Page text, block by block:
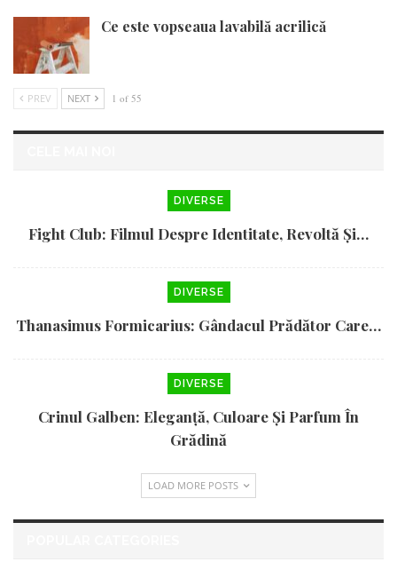
Ce este vopseaua lavabilă acrilică
PREV NEXT 1 of 55
DIVERSE
Fight Club: Filmul Despre Identitate, Revoltă Și…
DIVERSE
Thanasimus Formicarius: Gândacul Prădător Care…
DIVERSE
Crinul Galben: Eleganță, Culoare Și Parfum În
Grădină
LOAD MORE POSTS